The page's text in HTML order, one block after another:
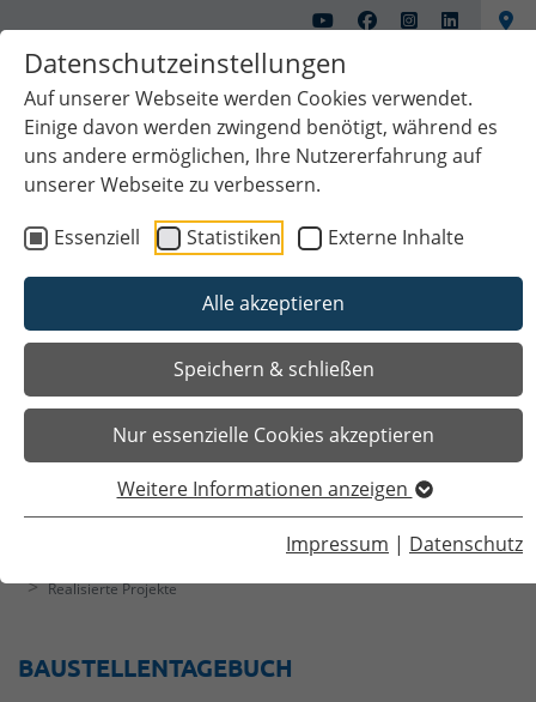
Datenschutzeinstellungen
Auf unserer Webseite werden Cookies verwendet.
Einige davon werden zwingend benötigt, während es
uns andere ermöglichen, Ihre Nutzererfahrung auf
unserer Webseite zu verbessern.
Essenziell
Statistiken Externe Inhalte
Alle akzeptieren
Speichern & schließen
Nur essenzielle Cookies akzeptieren
Weitere Informationen anzeigen
Impressum | Datenschutz
Das Wichtigste auf einen Blick
Startseite Bauen
Unsere Aufgabenbereiche
Projektmanagement Hochbau
Baustellentagebuch Neubau Verwaltungsgebäude
Realisierte Projekte
BAUSTELLENTAGEBUCH